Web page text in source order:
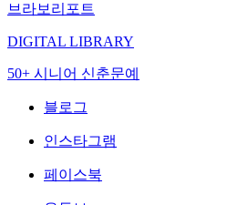
브라보리포트
DIGITAL LIBRARY
50+ 시니어 신춘문예
블로그
인스타그램
페이스북